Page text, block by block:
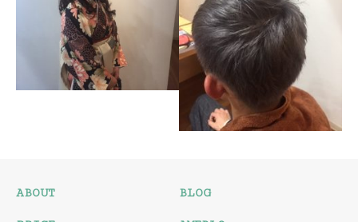
ハイライト＆グレージュ
カラー
シルバーグレーカラー
ABOUT BLOG